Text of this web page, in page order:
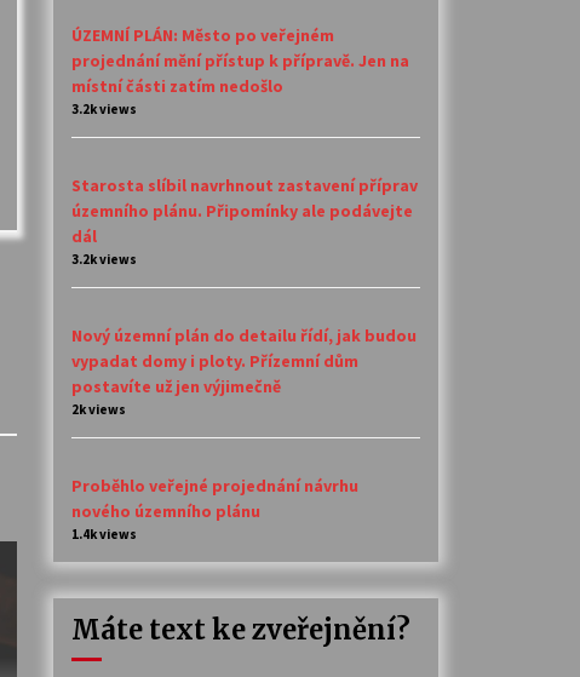
ÚZEMNÍ PLÁN: Město po veřejném
projednání mění přístup k přípravě. Jen na
místní části zatím nedošlo
3.2k views
Starosta slíbil navrhnout zastavení příprav
územního plánu. Připomínky ale podávejte
dál
3.2k views
Nový územní plán do detailu řídí, jak budou
vypadat domy i ploty. Přízemní dům
postavíte už jen výjimečně
2k views
Proběhlo veřejné projednání návrhu
nového územního plánu
1.4k views
Máte text ke zveřejnění?